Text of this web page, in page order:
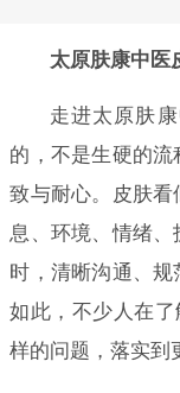
太原肤康中医
走进太原肤
的，不是生硬的
致与耐心。皮肤
息、环境、情绪
时，清晰沟通、
如此，不少人在了
样的问题，落实到